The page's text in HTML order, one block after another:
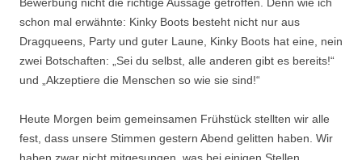
schon mal erwähnte: Kinky Boots besteht nicht nur aus
Dragqueens, Party und guter Laune, Kinky Boots hat eine, nein
zwei Botschaften: „Sei du selbst, alle anderen gibt es bereits!“
und „Akzeptiere die Menschen so wie sie sind!“
Heute Morgen beim gemeinsamen Frühstück stellten wir alle
fest, dass unsere Stimmen gestern Abend gelitten haben. Wir